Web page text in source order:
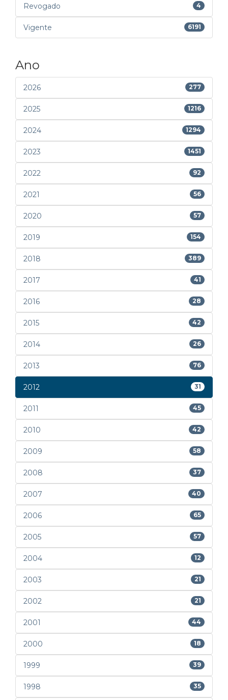
Revogado 4
Vigente 6191
Ano
2026 277
2025 1216
2024 1294
2023 1451
2022 92
2021 56
2020 57
2019 154
2018 389
2017 41
2016 28
2015 42
2014 26
2013 76
2012 31
2011 45
2010 42
2009 58
2008 37
2007 40
2006 65
2005 57
2004 12
2003 21
2002 21
2001 44
2000 18
1999 39
1998 35